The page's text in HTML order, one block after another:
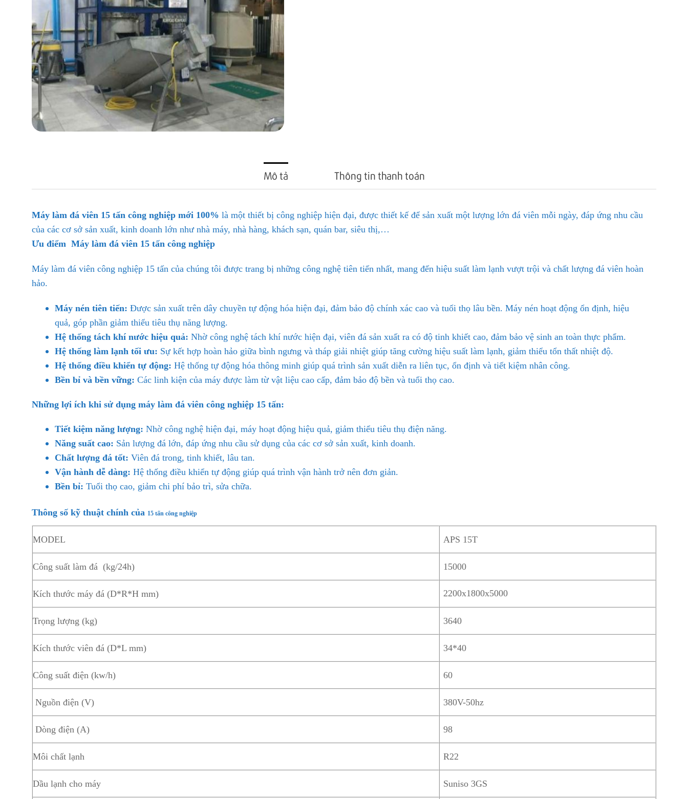
Mô tả Thông tin thanh toán
Máy làm đá viên 15 tấn công nghiệp mới 100% là một thiết bị công nghiệp hiện đại, được thiết kế để sản xuất một lượng lớn đá viên mỗi ngày, đáp ứng nhu cầu
của các cơ sở sản xuất, kinh doanh lớn như nhà máy, nhà hàng, khách sạn, quán bar, siêu thị,…
Ưu điểm Máy làm đá viên 15 tấn công nghiệp
Máy làm đá viên công nghiệp 15 tấn của chúng tôi được trang bị những công nghệ tiên tiến nhất, mang đến hiệu suất làm lạnh vượt trội và chất lượng đá viên hoàn
hảo.
Máy nén tiên tiến: Được sản xuất trên dây chuyền tự động hóa hiện đại, đảm bảo độ chính xác cao và tuổi thọ lâu bền. Máy nén hoạt động ổn định, hiệu
quả, góp phần giảm thiểu tiêu thụ năng lượng.
Hệ thống tách khí nước hiệu quả: Nhờ công nghệ tách khí nước hiện đại, viên đá sản xuất ra có độ tinh khiết cao, đảm bảo vệ sinh an toàn thực phẩm.
Hệ thống làm lạnh tối ưu: Sự kết hợp hoàn hảo giữa bình ngưng và tháp giải nhiệt giúp tăng cường hiệu suất làm lạnh, giảm thiểu tổn thất nhiệt độ.
Hệ thống điều khiển tự động: Hệ thống tự động hóa thông minh giúp quá trình sản xuất diễn ra liên tục, ổn định và tiết kiệm nhân công.
Bền bỉ và bền vững: Các linh kiện của máy được làm từ vật liệu cao cấp, đảm bảo độ bền và tuổi thọ cao.
Những lợi ích khi sử dụng máy làm đá viên công nghiệp 15 tấn:
Tiết kiệm năng lượng: Nhờ công nghệ hiện đại, máy hoạt động hiệu quả, giảm thiểu tiêu thụ điện năng.
Năng suất cao: Sản lượng đá lớn, đáp ứng nhu cầu sử dụng của các cơ sở sản xuất, kinh doanh.
Chất lượng đá tốt: Viên đá trong, tinh khiết, lâu tan.
Vận hành dễ dàng: Hệ thống điều khiển tự động giúp quá trình vận hành trở nên đơn giản.
Bền bỉ: Tuổi thọ cao, giảm chi phí bảo trì, sửa chữa.
Thông số kỹ thuật chính của 15 tấn công nghiệp
MODEL APS 15T
Công suất làm đá (kg/24h) 15000
Kích thước máy đá (D*R*H mm) 2200x1800x5000
Trọng lượng (kg) 3640
Kích thước viên đá (D*L mm) 34*40
Công suất điện (kw/h) 60
Nguồn điện (V) 380V-50hz
Dòng điện (A) 98
Môi chất lạnh R22
Dầu lạnh cho máy Suniso 3GS